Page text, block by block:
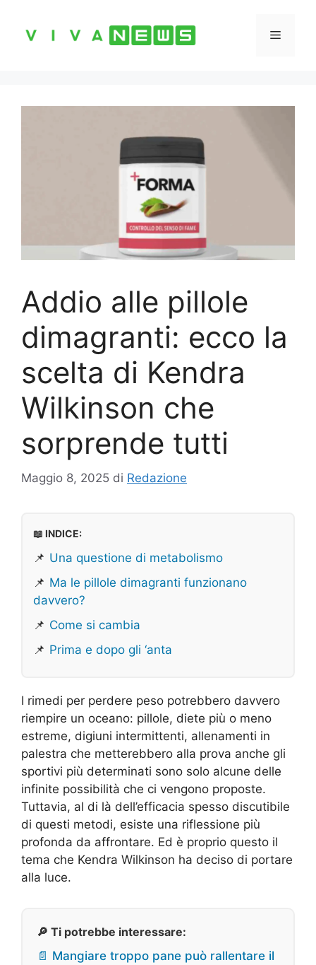
contenuto
Menu
Addio alle pillole
dimagranti: ecco la
scelta di Kendra
Wilkinson che
sorprende tutti
Maggio 8, 2025 di Redazione
📖 INDICE:
📌 Una questione di metabolismo
📌 Ma le pillole dimagranti funzionano
davvero?
📌 Come si cambia
📌 Prima e dopo gli ‘anta
I rimedi per perdere peso potrebbero davvero
riempire un oceano: pillole, diete più o meno
estreme, digiuni intermittenti, allenamenti in
palestra che metterebbero alla prova anche gli
sportivi più determinati sono solo alcune delle
infinite possibilità che ci vengono proposte.
Tuttavia, al di là dell’efficacia spesso discutibile
di questi metodi, esiste una riflessione più
profonda da affrontare. Ed è proprio questo il
tema che Kendra Wilkinson ha deciso di portare
alla luce.
🔎 Ti potrebbe interessare:
📄 Mangiare troppo pane può rallentare il